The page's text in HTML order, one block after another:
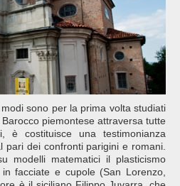
sono per la prima volta studiati
piemontese attraversa tutte
è costituisce una testimonianza
pari dei confronti parigini e romani.
modelli matematici il plasticismo
facciate e cupole (San Lorenzo,